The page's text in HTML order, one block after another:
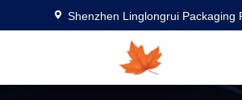
Shenzhen Linglongrui Packaging